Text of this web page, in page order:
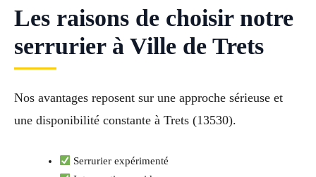
Les raisons de choisir notre
serrurier à Ville de Trets
Nos avantages reposent sur une approche sérieuse et
une disponibilité constante à Trets (13530).
Serrurier expérimenté